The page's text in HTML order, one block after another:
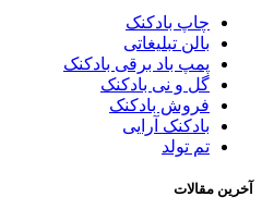
چاپ بادکنک
بالن تبلیغاتی
پمپ باد برقی بادکنک
گل و نی بادکنک
فروش بادکنک
بادکنک آرایی
تم تولد
آخرین مقالات